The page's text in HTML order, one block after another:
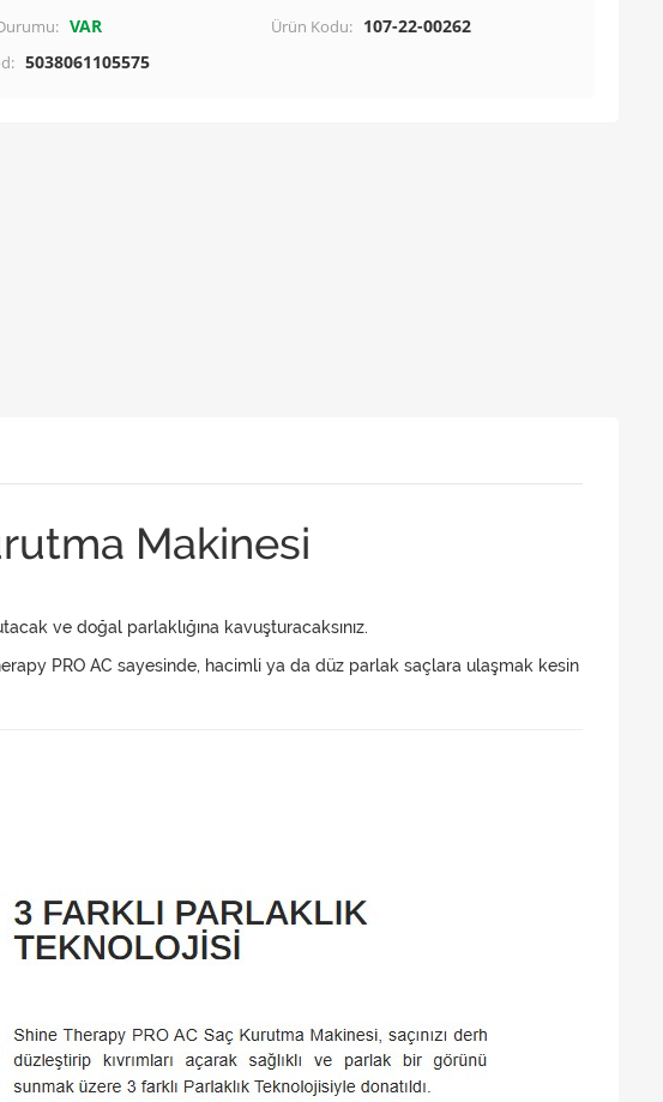
VAR Ürün Kodu: 107-22-00262
5038061105575
Makinesi
ve doğal parlaklığına kavuşturacaksınız.
PRO AC sayesinde, hacimli ya da düz parlak saçlara ulaşmak kesin